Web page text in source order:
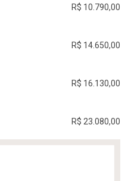
R$ 10.790,00
R$ 14.650,00
R$ 16.130,00
R$ 23.080,00